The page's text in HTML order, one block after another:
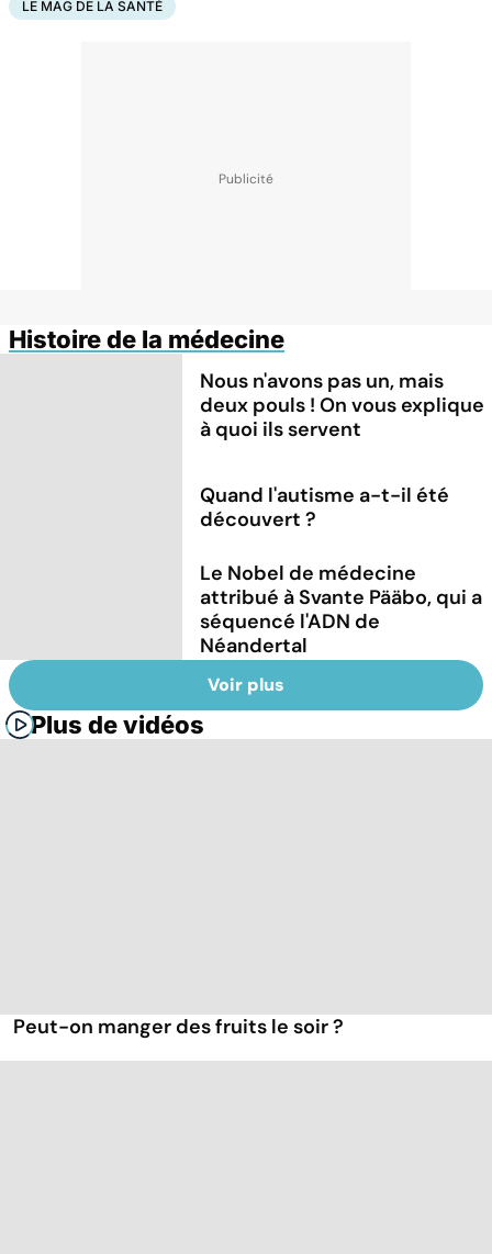
LE MAG DE LA SANTÉ
Histoire de la médecine
Nous n'avons pas un, mais
deux pouls ! On vous explique
à quoi ils servent
Quand l'autisme a-t-il été
découvert ?
Le Nobel de médecine
attribué à Svante Pääbo, qui a
séquencé l'ADN de
Néandertal
Voir plus
Plus de vidéos
Peut-on manger des fruits le soir ?